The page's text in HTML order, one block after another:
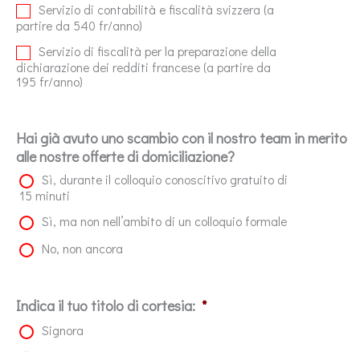
Servizio di contabilità e fiscalità svizzera (a
partire da 540 fr/anno)
Servizio di fiscalità per la preparazione della
dichiarazione dei redditi francese (a partire da
195 fr/anno)
Hai già avuto uno scambio con il nostro team in merito
alle nostre offerte di domiciliazione?
Sì, durante il colloquio conoscitivo gratuito di
15 minuti
Sì, ma non nell’ambito di un colloquio formale
No, non ancora
Indica il tuo titolo di cortesia: *
Signora